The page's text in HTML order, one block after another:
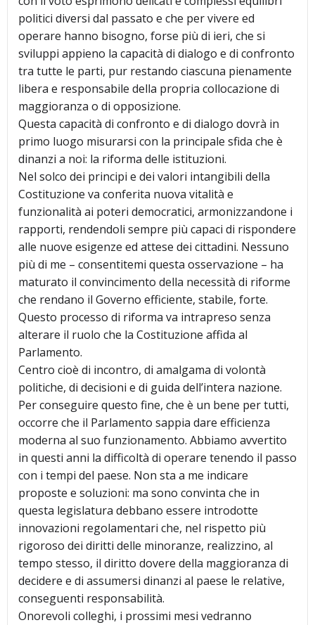
politici diversi dal passato e che per vivere ed
operare hanno bisogno, forse più di ieri, che si
sviluppi appieno la capacità di dialogo e di confronto
tra tutte le parti, pur restando ciascuna pienamente
libera e responsabile della propria collocazione di
maggioranza o di opposizione.
Questa capacità di confronto e di dialogo dovrà in
primo luogo misurarsi con la principale sfida che è
dinanzi a noi: la riforma delle istituzioni.
Nel solco dei principi e dei valori intangibili della
Costituzione va conferita nuova vitalità e
funzionalità ai poteri democratici, armonizzandone i
rapporti, rendendoli sempre più capaci di rispondere
alle nuove esigenze ed attese dei cittadini. Nessuno
più di me – consentitemi questa osservazione – ha
maturato il convincimento della necessità di riforme
che rendano il Governo efficiente, stabile, forte.
Questo processo di riforma va intrapreso senza
alterare il ruolo che la Costituzione affida al
Parlamento.
Centro cioè di incontro, di amalgama di volontà
politiche, di decisioni e di guida dell’intera nazione.
Per conseguire questo fine, che è un bene per tutti,
occorre che il Parlamento sappia dare efficienza
moderna al suo funzionamento. Abbiamo avvertito
in questi anni la difficoltà di operare tenendo il passo
con i tempi del paese. Non sta a me indicare
proposte e soluzioni: ma sono convinta che in
questa legislatura debbano essere introdotte
innovazioni regolamentari che, nel rispetto più
rigoroso dei diritti delle minoranze, realizzino, al
tempo stesso, il diritto dovere della maggioranza di
decidere e di assumersi dinanzi al paese le relative,
conseguenti responsabilità.
Onorevoli colleghi, i prossimi mesi vedranno